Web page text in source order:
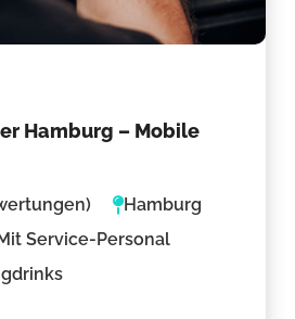
Hamburg – Mobile
Hamburg
Mit Service-Personal